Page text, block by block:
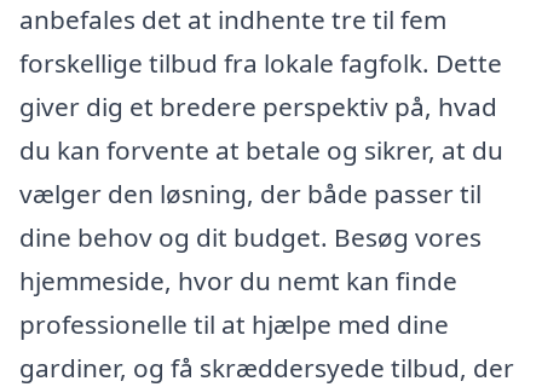
anbefales det at indhente tre til fem
forskellige tilbud fra lokale fagfolk. Dette
giver dig et bredere perspektiv på, hvad
du kan forvente at betale og sikrer, at du
vælger den løsning, der både passer til
dine behov og dit budget. Besøg vores
hjemmeside, hvor du nemt kan finde
professionelle til at hjælpe med dine
gardiner, og få skræddersyede tilbud, der